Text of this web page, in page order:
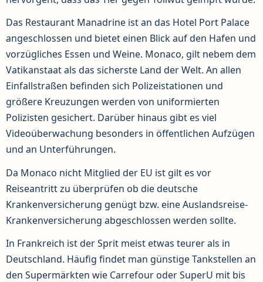
Das Restaurant Manadrine ist an das Hotel Port Palace
angeschlossen und bietet einen Blick auf den Hafen und
vorzügliches Essen und Weine. Monaco, gilt nebem dem
Vatikanstaat als das sicherste Land der Welt. An allen
Einfallstraßen befinden sich Polizeistationen und
größere Kreuzungen werden von uniformierten
Polizisten gesichert. Darüber hinaus gibt es viel
Videoüberwachung besonders in öffentlichen Aufzügen
und an Unterführungen.
Da Monaco nicht Mitglied der EU ist gilt es vor
Reiseantritt zu überprüfen ob die deutsche
Krankenversicherung genügt bzw. eine Auslandsreise-
Krankenversicherung abgeschlossen werden sollte.
In Frankreich ist der Sprit meist etwas teurer als in
Deutschland. Häufig findet man günstige Tankstellen an
den Supermärkten wie Carrefour oder SuperU mit bis